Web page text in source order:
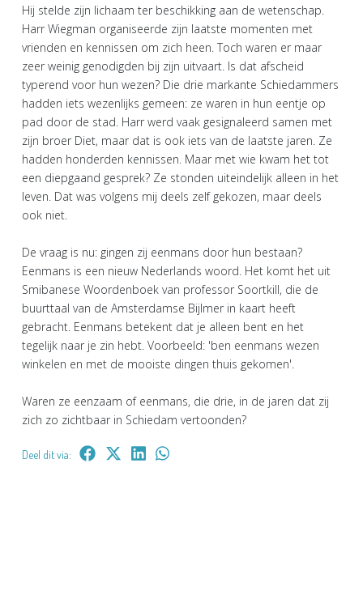
Hij stelde zijn lichaam ter beschikking aan de wetenschap.
Harr Wiegman organiseerde zijn laatste momenten met
vrienden en kennissen om zich heen. Toch waren er maar
zeer weinig genodigden bij zijn uitvaart. Is dat afscheid
typerend voor hun wezen? Die drie markante Schiedammers
hadden iets wezenlijks gemeen: ze waren in hun eentje op
pad door de stad. Harr werd vaak gesignaleerd samen met
zijn broer Diet, maar dat is ook iets van de laatste jaren. Ze
hadden honderden kennissen. Maar met wie kwam het tot
een diepgaand gesprek? Ze stonden uiteindelijk alleen in het
leven. Dat was volgens mij deels zelf gekozen, maar deels
ook niet.
De vraag is nu: gingen zij eenmans door hun bestaan?
Eenmans is een nieuw Nederlands woord. Het komt het uit
Smibanese Woordenboek van professor Soortkill, die de
buurttaal van de Amsterdamse Bijlmer in kaart heeft
gebracht. Eenmans betekent dat je alleen bent en het
tegelijk naar je zin hebt. Voorbeeld: 'ben eenmans wezen
winkelen en met de mooiste dingen thuis gekomen'.
Waren ze eenzaam of eenmans, die drie, in de jaren dat zij
zich zo zichtbaar in Schiedam vertoonden?
Deel dit via: